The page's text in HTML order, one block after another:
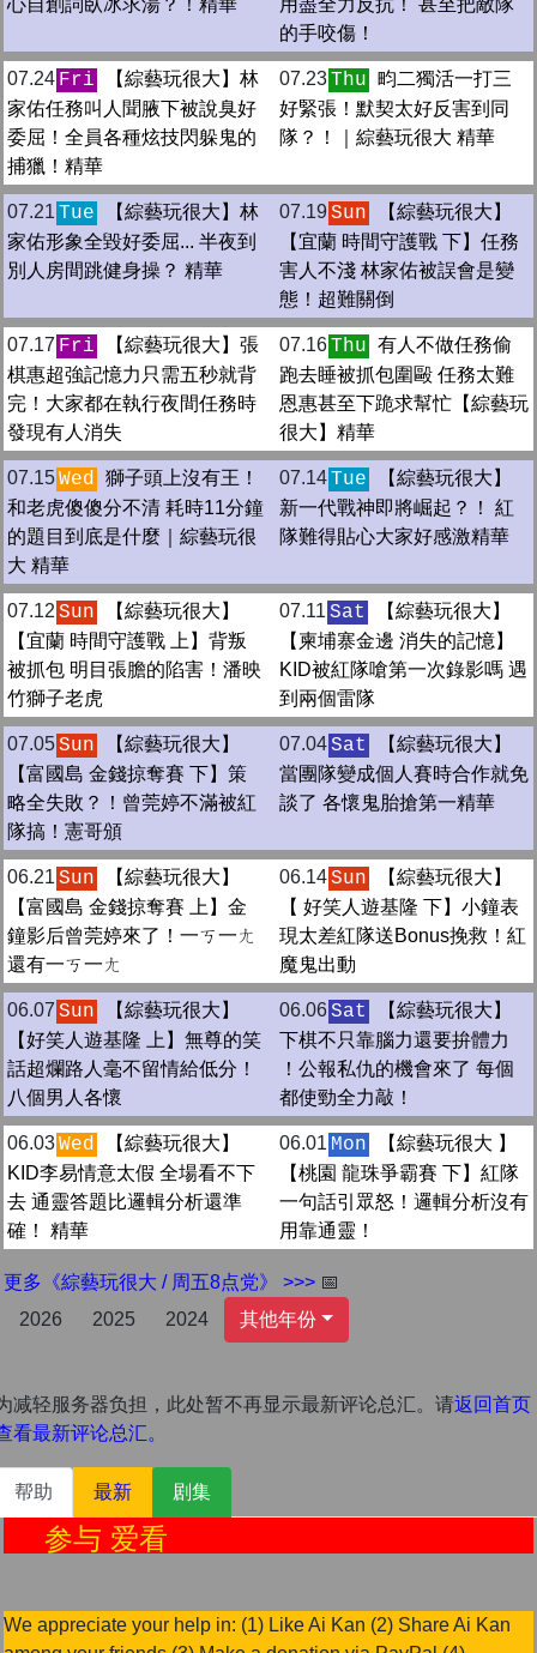
的手咬傷！
07.24 Fri
【綜藝玩很大】林
家佑任務叫人聞腋下被說臭好
委屈！全員各種炫技閃躲鬼的
捕獵！精華
07.23Thu 畇二獨活一打三
好緊張！默契太好反害到同
隊？！｜綜藝玩很大 精華
07.21 Tue
【綜藝玩很大】林
家佑形象全毀好委屈... 半夜到
別人房間跳健身操？ 精華
07.19Sun
【綜藝玩很大】
【宜蘭 時間守護戰 下】任務
害人不淺 林家佑被誤會是變
態！超難關倒
07.17 Fri
【綜藝玩很大】張
棋惠超強記憶力只需五秒就背
完！大家都在執行夜間任務時
發現有人消失
07.16Thu 有人不做任務偷
跑去睡被抓包圍毆 任務太難
恩惠甚至下跪求幫忙【綜藝玩
很大】精華
07.15Wed 獅子頭上沒有王！
和老虎傻傻分不清 耗時11分鐘
的題目到底是什麼｜綜藝玩很
大 精華
07.14Tue
【綜藝玩很大】
新一代戰神即將崛起？！ 紅
隊難得貼心大家好感激精華
07.12 Sun
【綜藝玩很大】
【宜蘭 時間守護戰 上】背叛
被抓包 明目張膽的陷害！潘映
竹獅子老虎
07.11 Sat
【綜藝玩很大】
【柬埔寨金邊 消失的記憶】
KID被紅隊嗆第一次錄影嗎 遇
到兩個雷隊
07.05Sun
【綜藝玩很大】
【富國島 金錢掠奪賽 下】策
略全失敗？！曾莞婷不滿被紅
隊搞！憲哥頒
07.04Sat
【綜藝玩很大】
當團隊變成個人賽時合作就免
談了 各懷鬼胎搶第一精華
06.21 Sun
【綜藝玩很大】
【富國島 金錢掠奪賽 上】金
鐘影后曾莞婷來了！一ㄎ一ㄤ
還有一ㄎ一ㄤ
06.14Sun
【綜藝玩很大】
【 好笑人遊基隆 下】小鐘表
現太差紅隊送Bonus挽救！紅
魔鬼出動
06.07 Sun
【綜藝玩很大】
【好笑人遊基隆 上】無尊的笑
話超爛路人毫不留情給低分！
八個男人各懷
06.06Sat
【綜藝玩很大】
下棋不只靠腦力還要拚體力
！公報私仇的機會來了 每個
都使勁全力敲！
06.03Wed
【綜藝玩很大】
KID李易情意太假 全場看不下
去 通靈答題比邏輯分析還準
確！ 精華
06.01 Mon
【綜藝玩很大 】
【桃園 龍珠爭霸賽 下】紅隊
一句話引眾怒！邏輯分析沒有
用靠通靈！
更多《綜藝玩很大 / 周五8点党》 >>> 📅
2026
2025 2024 其他年份
减轻服务器负担，此处暂不再显示最新评论总汇。请返回首页
看最新评论总汇。
帮助 最新 剧集
与 爱看
We appreciate your help in: (1) Like Ai Kan (2) Share Ai Kan